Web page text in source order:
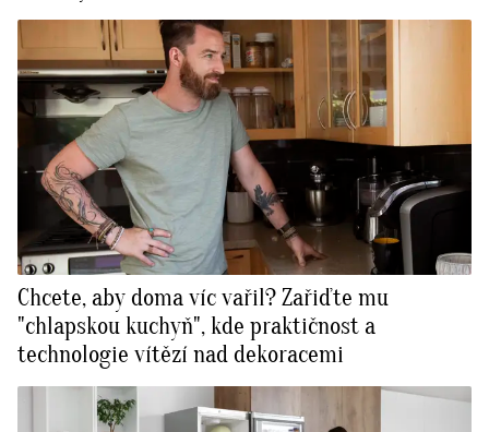
Chcete, aby doma víc vařil? Zařiďte mu
"chlapskou kuchyň", kde praktičnost a
technologie vítězí nad dekoracemi